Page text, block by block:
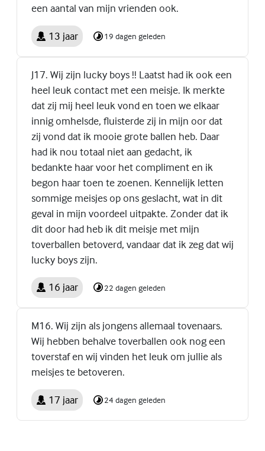
een aantal van mijn vrienden ook.
13 jaar 19 dagen geleden
J17. Wij zijn lucky boys !! Laatst had ik ook een
heel leuk contact met een meisje. Ik merkte
dat zij mij heel leuk vond en toen we elkaar
innig omhelsde, fluisterde zij in mijn oor dat
zij vond dat ik mooie grote ballen heb. Daar
had ik nou totaal niet aan gedacht, ik
bedankte haar voor het compliment en ik
begon haar toen te zoenen. Kennelijk letten
sommige meisjes op ons geslacht, wat in dit
geval in mijn voordeel uitpakte. Zonder dat ik
dit door had heb ik dit meisje met mijn
toverballen betoverd, vandaar dat ik zeg dat wij
lucky boys zijn.
16 jaar 22 dagen geleden
M16. Wij zijn als jongens allemaal tovenaars.
Wij hebben behalve toverballen ook nog een
toverstaf en wij vinden het leuk om jullie als
meisjes te betoveren.
17 jaar 24 dagen geleden